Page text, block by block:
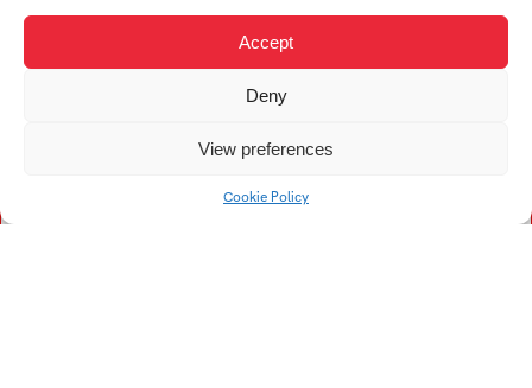
Accept
Deny
View preferences
Cookie Policy
Šebestová Laura